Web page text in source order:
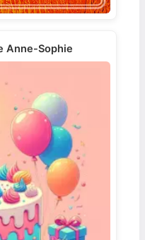
Anne-Sophie